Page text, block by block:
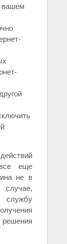
вашем
еще
не в
случае,
службу